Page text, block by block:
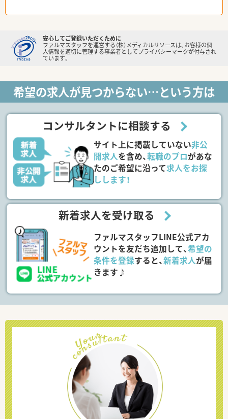
安心してご登録いただくために
ファルマスタッフを運営する（株）メディカルリソースは、お客様の個
人情報を適切に管理する事業者としてプライバシーマークが付与され
ています。
希望の求人が見つからない…という方は
コンサルタントに相談する
サイト上に掲載していない非公
開求人を含め、転職のプロがあな
たのご希望に沿って求人をお探
しします！
新着求人を受け取る
ファルマスタッフLINE公式アカ
ウントを友だち追加して、希望の
条件を登録すると、新着求人が届
きます♪